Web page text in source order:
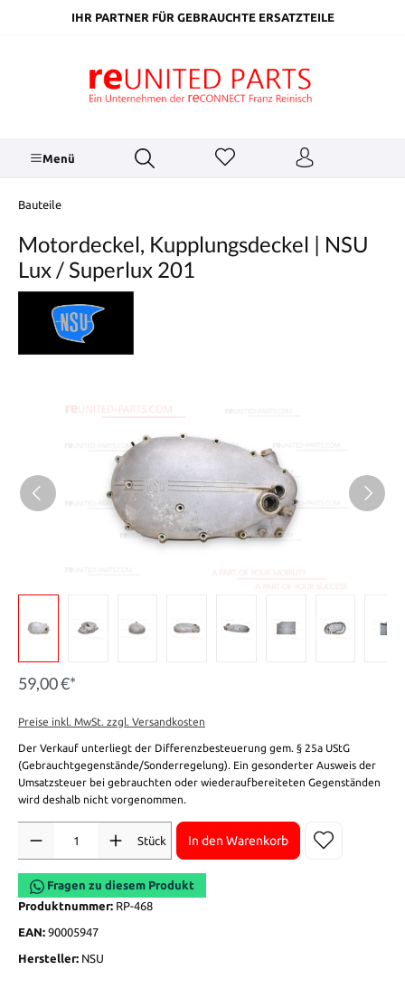
springenIHR PARTNER FÜR GEBRAUCHTE ERSATZTEILE
Menü
Bauteile
Motordeckel, Kupplungsdeckel | NSU
Lux / Superlux 201
59,00 €*
Preise inkl. MwSt. zzgl. Versandkosten
Der Verkauf unterliegt der Differenzbesteuerung gem. § 25a UStG
(Gebrauchtgegenstände/Sonderregelung). Ein gesonderter Ausweis der
Umsatzsteuer bei gebrauchten oder wiederaufbereiteten Gegenständen
wird deshalb nicht vorgenommen.
Stück
In den Warenkorb
Fragen zu diesem Produkt
Produktnummer: RP-468
EAN: 90005947
Hersteller: NSU